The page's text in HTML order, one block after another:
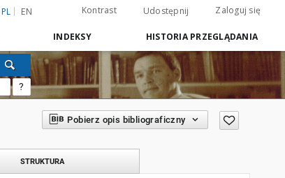
PL EN Kontrast Udostępnij Zaloguj się
INDEKSY HISTORIA PRZEGLĄDANIA
?
Pobierz opis bibliograficzny
STRUKTURA